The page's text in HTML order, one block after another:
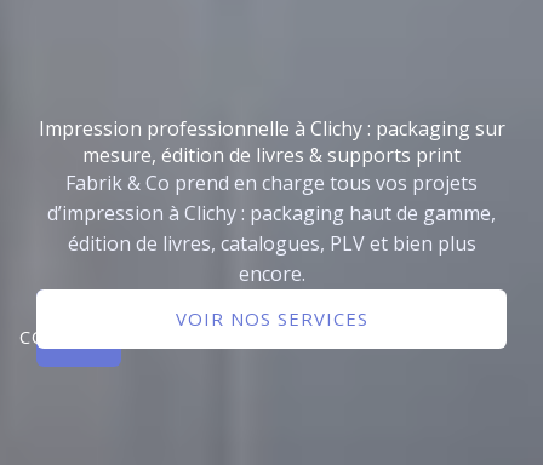
Impression professionnelle à Clichy : packaging sur
mesure, édition de livres & supports print
Fabrik & Co prend en charge tous vos projets
d’impression à Clichy : packaging haut de gamme,
édition de livres, catalogues, PLV et bien plus
encore.
CONTACTER
VOIR NOS SERVICES